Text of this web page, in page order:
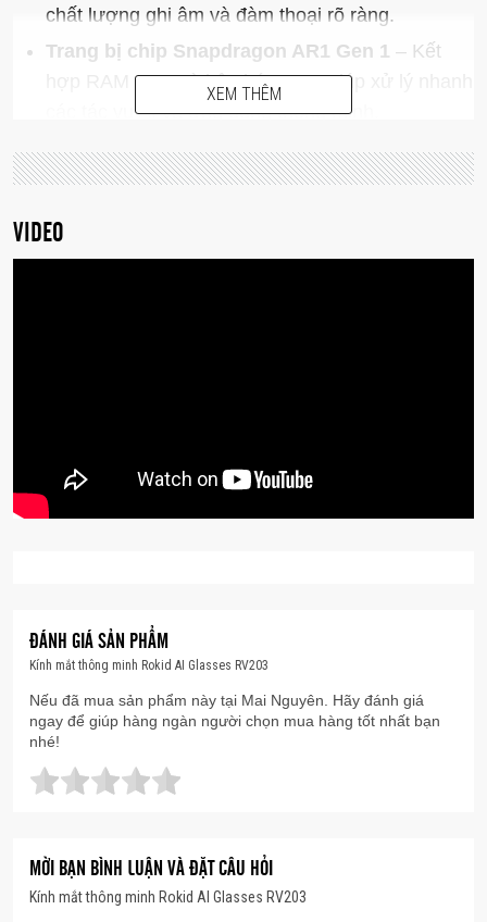
chất lượng ghi âm và đàm thoại rõ ràng.
Trang bị chip Snapdragon AR1 Gen 1 – Kết
hợp RAM 2GB và bộ nhớ 32GB giúp xử lý nhanh
các tác vụ AI và ứng dụng thông minh.
Tích hợp AI đa năng với GPT– Hỗ trợ dịch hai
chiều nhanh chóng, nhận thông báo, nhắc chữ
Maps.
quay video liên tục khoảng 30 phút.
Thiết kế gọng kính nhẹ chỉ 49g
định hơn khi quay trong quá trình di chuyển.
Hiển thị thông minh ngay trên kính
thông báo tin nhắn, cuộc gọi và thông tin cần
thiết trực tiếp trong tầm nhìn.
Thông số kĩ thuật chi tiết:
Model:RV203
Kích thước:
XEM THÊM
VIDEO
ĐÁNH GIÁ SẢN PHẨM
Kính mắt thông minh Rokid AI Glasses RV203
Nếu đã mua sản phẩm này tại Mai Nguyên. Hãy đánh giá
ngay để giúp hàng ngàn người chọn mua hàng tốt nhất bạn
nhé!
MỜI BẠN BÌNH LUẬN VÀ ĐẶT CÂU HỎI
Kính mắt thông minh Rokid AI Glasses RV203